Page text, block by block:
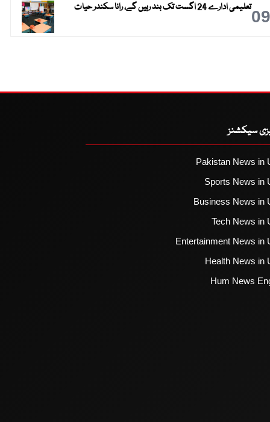
09تعلیمی ادارے 24 اگست تک بند رہیں گے، رانا سکندر حیات
سیکشنز
Pakistan News in
Sports News in
Business News in
Tech News in
Entertainment News in
Health News in
Hum News